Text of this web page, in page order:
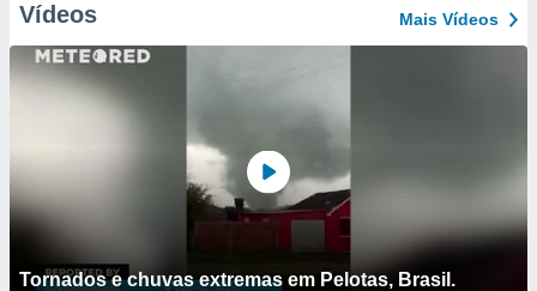
Vídeos Mais Vídeos
Tornados e chuvas extremas em Pelotas, Brasil.